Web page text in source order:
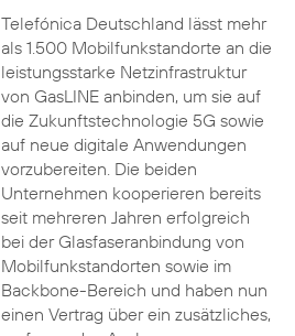
Telefónica Deutschland lässt mehr
als 1.500 Mobilfunkstandorte an die
leistungsstarke Netzinfrastruktur
von GasLINE anbinden, um sie auf
die Zukunftstechnologie 5G sowie
auf neue digitale Anwendungen
vorzubereiten. Die beiden
Unternehmen kooperieren bereits
seit mehreren Jahren erfolgreich
bei der Glasfaseranbindung von
Mobilfunkstandorten sowie im
Backbone-Bereich und haben nun
einen Vertrag über ein zusätzliches,